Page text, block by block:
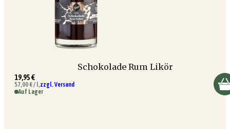
Schokolade Rum Likör
19,95 €
57,00 € / l,zzgl. Versand
Auf Lager